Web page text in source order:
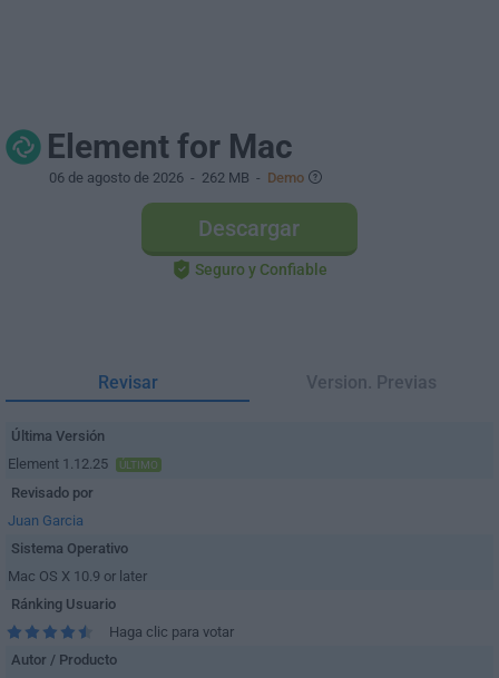
Element for Mac
06 de agosto de 2026 - 262 MB - Demo
Descargar
Seguro y Confiable
Revisar Version. Previas
Última Versión
Element 1.12.25
ÚLTIMO
Revisado por
Juan Garcia
Sistema Operativo
Mac OS X 10.9 or later
Ránking Usuario
Haga clic para votar
Autor / Producto